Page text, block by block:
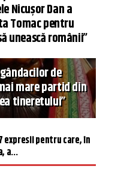
Nicușor Dan a
Tomac pentru
unească românii”
de
mare partid din
tineretului”
expresii pentru care, în
a...